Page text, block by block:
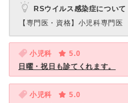
RSウイルス感染症について
【専門医・資格】 小児科専門医
小児科
5.0
日曜・祝日も診てくれます。
小児科
5.0